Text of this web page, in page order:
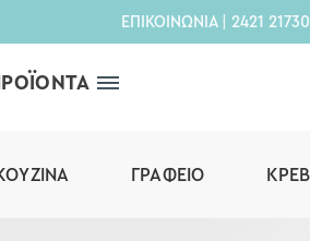
ΕΠΙΚΟΙΝΩΝΙΑ| 2421
ΓΡΑΦΕΊΟ